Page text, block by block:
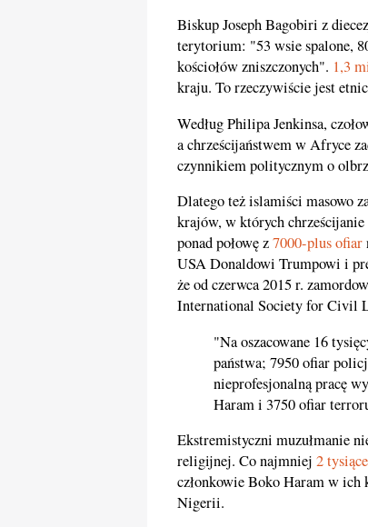
Biskup Joseph Bagobiri z
terytorium: "53 wsie spalone,
kościołów zniszczonych". 1,3
kraju. To rzeczywiście jest
Według Philipa Jenkinsa,
a chrześcijaństwem w Afryce
czynnikiem politycznym o
Dlatego też islamiści masowo
krajów, w których
ponad połowę z7000-plus ofiar
USA Donaldowi Trumpowi i
że od czerwca 2015 r.
International Society for Civil
"Na oszacowane 16
państwa; 7950 ofiar
nieprofesjonalną pracę
Haram i 3750 ofiar
Ekstremistyczni muzułmanie
religijnej. Co najmniej 2
członkowie Boko Haram w ich
Nigerii.